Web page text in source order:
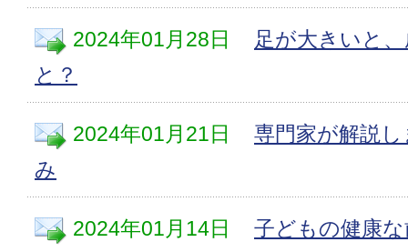
2024年01月28日
足が大きいと
と？
2024年01月21日
専門家が解説
み
2024年01月14日 子どもの健康